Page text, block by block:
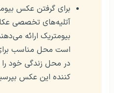
برای گرفتن عکس
آتلیه‌های تخصصی
بیومتریک ارائه
است محل مناسب
در محل زندگی خود
کننده این عکس